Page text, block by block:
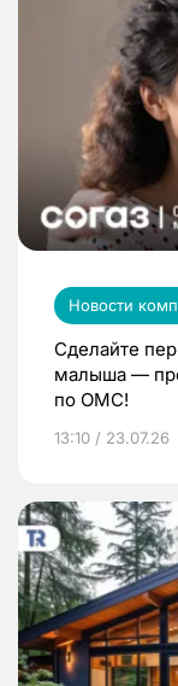
Новости
Сделайте
малыша —
по ОМС!
13:10 / 23.07.26